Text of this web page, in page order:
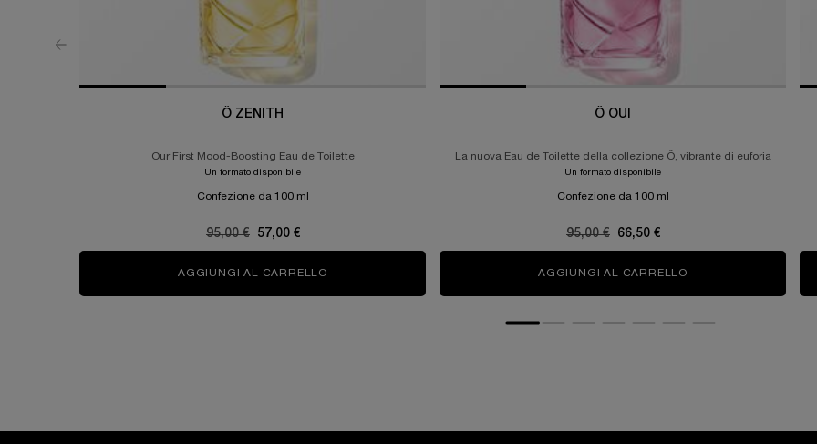
Ô ZENITH
Our First Mood-Boosting Eau de Toilette
Un formato disponibile
Confezione da 100 ml
Old price
95,00 € New price
57,00 €
AGGIUNGI AL CARRELLO
Ô OUI
La nuova Eau de Toilette della collezione Ô, vibrante di euforia
Un formato disponibile
Confezione da 100 ml
Old price
95,00 € New price
66,50 €
AGGIUNGI AL CARRELLO